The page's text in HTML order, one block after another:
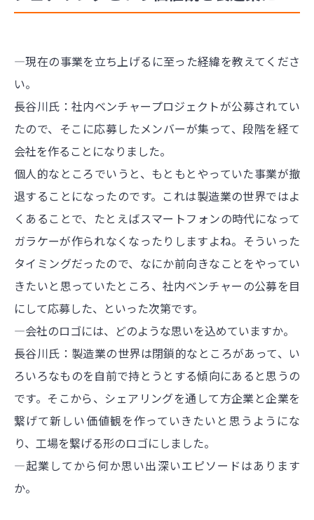
―現在の事業を立ち上げるに至った経緯を教えてくださ
い。
長谷川氏：社内ベンチャープロジェクトが公募されてい
たので、そこに応募したメンバーが集って、段階を経て
会社を作ることになりました。
個人的なところでいうと、もともとやっていた事業が撤
退することになったのです。これは製造業の世界ではよ
くあることで、たとえばスマートフォンの時代になって
ガラケーが作られなくなったりしますよね。そういった
タイミングだったので、なにか前向きなことをやってい
きたいと思っていたところ、社内ベンチャーの公募を目
にして応募した、といった次第です。
―会社のロゴには、どのような思いを込めていますか。
長谷川氏：製造業の世界は閉鎖的なところがあって、い
ろいろなものを自前で持とうとする傾向にあると思うの
です。そこから、シェアリングを通して方企業と企業を
繋げて新しい価値観を作っていきたいと思うようにな
り、工場を繋げる形のロゴにしました。
―起業してから何か思い出深いエピソードはあります
か。